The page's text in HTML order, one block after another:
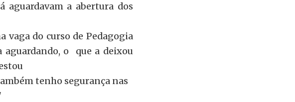
aguardavam a abertura dos
vaga do curso de Pedagogia
o que a deixou
tenho segurança nas